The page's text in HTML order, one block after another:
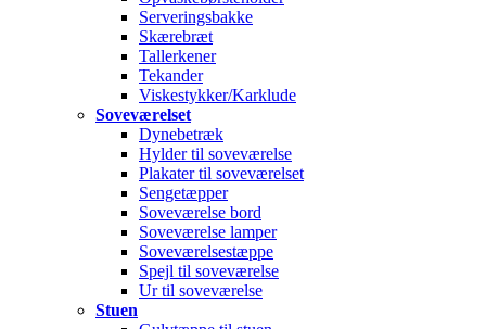
Serveringsbakke
Skærebræt
Tallerkener
Tekander
Viskestykker/Karklude
Soveværelset
Dynebetræk
Hylder til soveværelse
Plakater til soveværelset
Sengetæpper
Soveværelse bord
Soveværelse lamper
Soveværelsestæppe
Spejl til soveværelse
Ur til soveværelse
Stuen